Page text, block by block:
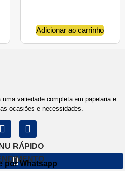
Adicionar ao carrinho
variedade completa em papelaria e
ocasiões e necessidades.
RÁPIDO
por Whatsapp